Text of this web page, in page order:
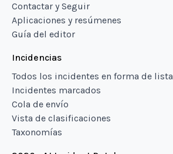
Contactar y Seguir
Aplicaciones y resúmenes
Guía del editor
Incidencias
Todos los incidentes en forma de lista
Incidentes marcados
Cola de envío
Vista de clasificaciones
Taxonomías